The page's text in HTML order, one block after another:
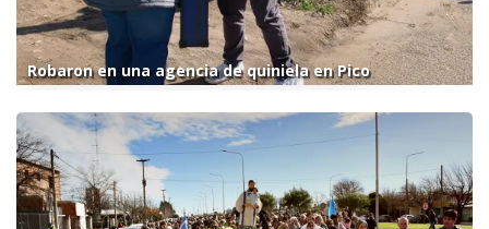
Robaron en una agencia de quiniela en Pico